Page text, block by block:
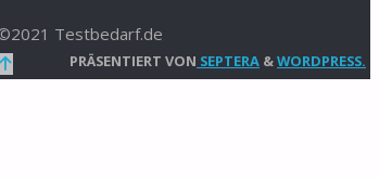
Testbedarf.de
PRÄSENTIERT VON SEPTERA &WORDPRESS.
Zurück